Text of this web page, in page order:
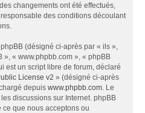
changements ont été effectués,
des conditions découlant
(désigné ci-après par « ils »,
« www.phpbb.com », « phpBB
est un script libre de forum, déclaré
License v2 » (désigné ci-après
depuis www.phpbb.com. Le
discussions sur Internet. phpBB
ce que nous acceptons ou